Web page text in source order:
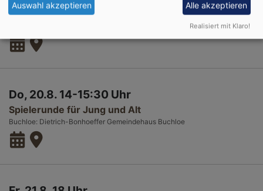
teapoint
Do, 20.8. 14-15:30 Uhr
Spielerunde für Jung und Alt
Buchloe Dietrich-Bonhoeffer Gemeindehaus Buchloe
Auswahl akzeptieren Alle akzeptieren
Realisiert mit Klaro!